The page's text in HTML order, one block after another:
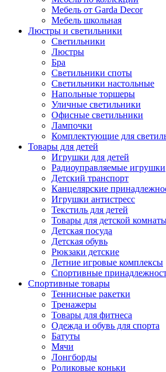
Мебель от Garda Decor
Мебель школьная
Люстры и светильники
Светильники
Люстры
Бра
Светильники споты
Светильники настольные
Напольные торшеры
Уличные светильники
Офисные светильники
Лампочки
Комплектующие для
Товары для детей
Игрушки для детей
Радиоуправляемые игрушки
Детский транспорт
Канцелярские
Игрушки антистресс
Текстиль для детей
Товары для детской
Детская посуда
Детская обувь
Рюкзаки детские
Летние игровые комплексы
Спортивные
Спортивные товары
Теннисные ракетки
Тренажеры
Товары для фитнеса
Одежда и обувь для спорта
Батуты
Мячи
Лонгборды
Роликовые коньки